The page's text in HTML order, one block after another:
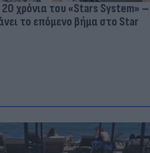
χρόνια του «Stars System» –
το επόμενο βήμα στο Star